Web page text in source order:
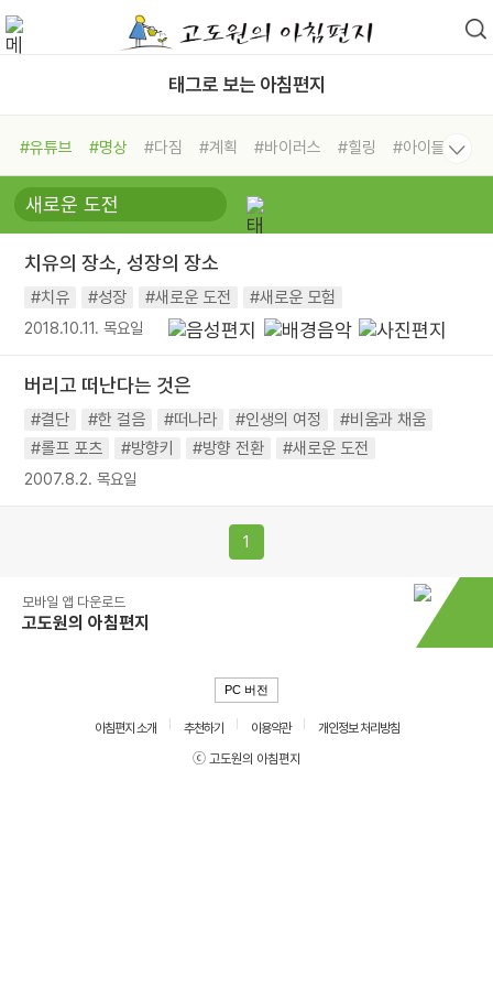
태그로 보는 아침편지
#유튜브 #명상 #다짐 #계획 #바이러스 #힐링
#아이들
#비전캠프
#독서캠프 #삶
#희망
#나눔 #친구 #링컨학교
#독서
#건강 #면역력
치유의 장소, 성장의 장소
#치유 #성장 #새로운 도전 #새로운 모험
2018.10.11. 목요일
버리고 떠난다는 것은
#결단 #한 걸음 #떠나라 #인생의 여정
#비움과 채움
#롤프 포츠
#방향키 #방향 전환 #새로운 도전
2007.8.2. 목요일
1
모바일 앱 다운로드
고도원의 아침편지
PC 버전
아침편지 소개 추천하기 이용약관
개인정보 처리방침
ⓒ 고도원의 아침편지